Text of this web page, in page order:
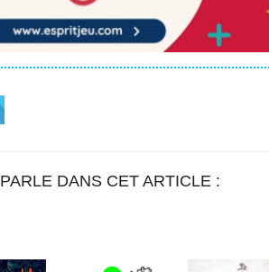
DANS CET ARTICLE :